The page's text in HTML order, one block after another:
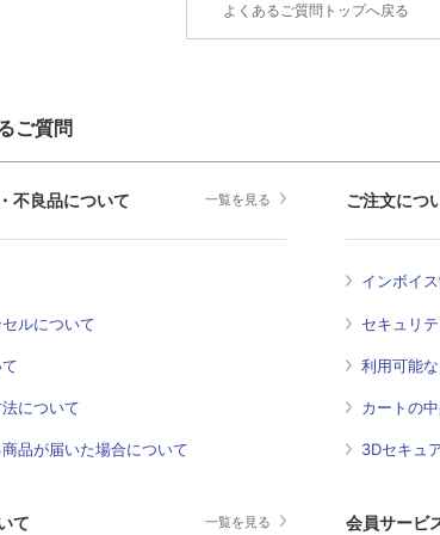
よくあるご質問トップへ戻る
ご質問
不良品について 一覧を見る
ルについて
について
品が届いた場合について
ご注文につ
インボイ
セキュリ
利用可能
カートの
3Dセキュ
て 一覧を見る 会員サービ